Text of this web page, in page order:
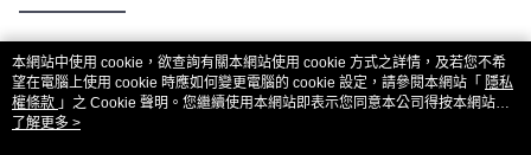
熱門標籤
本網站中使用 cookie，欲查詢有關本網站使用 cookie 方式之詳情，及若您不希
望在電腦上使用 cookie 時應如何變更電腦的 cookie 設定，請參閱本網站「 隱私
權條款 」之 Cookie 聲明。您繼續使用本網站即表示您同意本公司得按本網站使
用條款之 Cookie 聲明使用 cookie。
了解更多 >